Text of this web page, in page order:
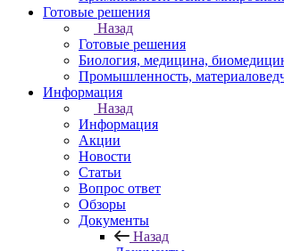
Готовые решения
Назад
Готовые решения
Биология, медицина,
Промышленность,
Информация
Назад
Информация
Акции
Новости
Статьи
Вопрос ответ
Обзоры
Документы
Назад